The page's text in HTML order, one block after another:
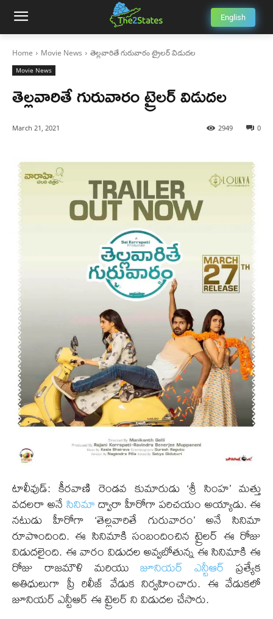
English
Home Movie News తెల్లవారితే గురువారం ట్రైలర్ విడుదల
Movie News
తెల్లవారితే గురువారం ట్రైలర్ విడుదల
March 21, 2021 0
2949
టాలీవుడ్: కీరవాణి రెండవ కుమారుడు ‘శ్రీ సింహ’ మత్తు
వదలరా అనేసినిమాద్వారా హీరోగా పరిచయం అయ్యాడు. ఈ
నటుడు హీరోగా ‘తెల్లవారితే గురువారం’ అనే సినిమా
రూపొందింది. ఈ సినిమాకి సంబందించిన ట్రైలర్ ఈ రోజు
విడుదలైంది. ఈ వారం విడుదల అవ్వబోతున్న ఈ సినిమాకి ఈ
రోజు రాజమౌళి మరియుజూనియర్ ఎన్టీఆర్ ప్రత్యేక
అతిధులుగా ప్రీ రిలీజ్ వేడుక నిర్వహించారు. ఈ వేడుకలో
జూనియర్ ఎన్టీఆర్ ఈ ట్రైలర్ ని విడుదల చేసారు.